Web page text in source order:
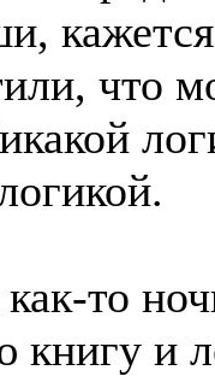
что
как-то
книгу